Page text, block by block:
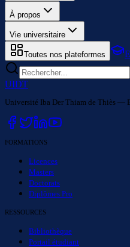
À propos
Vie universitaire
Toutes nos plateformes
UIDT
Université Iba Der Thiam de Thiès —
FORMATIONS
Licences
Masters
Doctorats
Diplômes Pro
RESSOURCES
Bibliothèque
Portail étudiant